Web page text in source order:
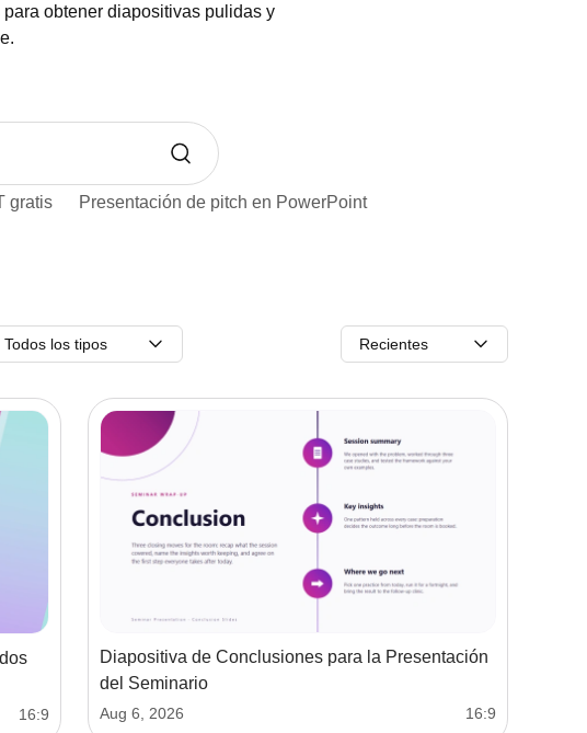
obtener diapositivas pulidas y
gratis
Presentación de pitch en PowerPoint
Todos los tipos Recientes
16:9
Diapositiva de Conclusiones para la Presentación
del Seminario
Aug 6, 2026 16:9